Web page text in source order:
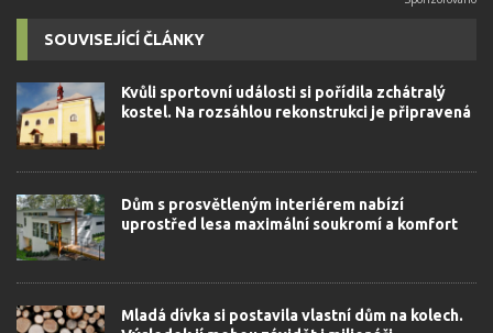
SOUVISEJÍCÍ ČLÁNKY
Kvůli sportovní události si pořídila zchátralý
kostel. Na rozsáhlou rekonstrukci je připravená
Dům s prosvětleným interiérem nabízí
uprostřed lesa maximální soukromí a komfort
Mladá dívka si postavila vlastní dům na kolech.